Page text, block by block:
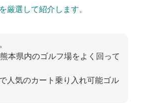
厳選して紹介します。
本県内のゴルフ場をよく回って
人気のカート乗り入れ可能ゴル